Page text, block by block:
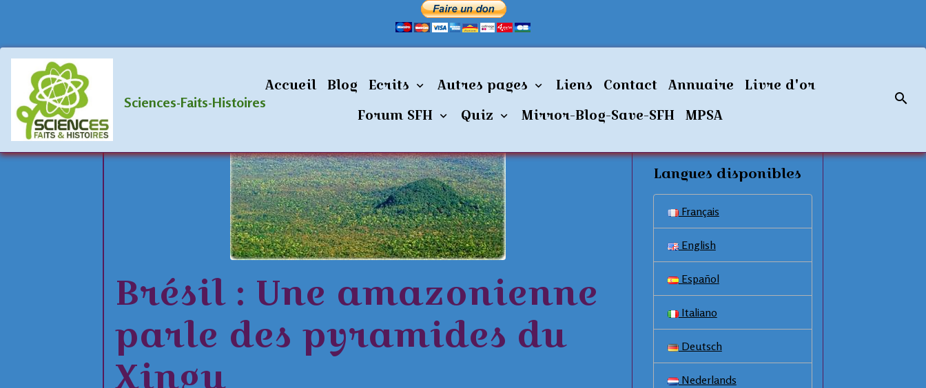
Sciences-Faits-Histoires
Accueil Blog Ecrits Autres pages Liens Contact Annuaire
Livre d'or
Forum SFH
Quiz Mirror-Blog-Save-SFH MPSA
Brésil : Une amazonienne parle des pyramides du Xingu
Brésil : Une amazonienne
parle des pyramides du
Xingu
Langues disponibles
Français
English
Español
Italiano
Deutsch
Nederlands